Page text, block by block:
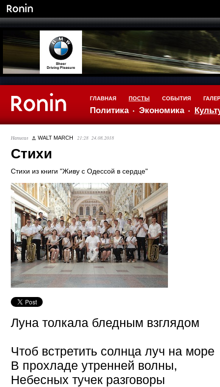
ГЛАВНАЯ
Политика Экономика
ПОСТЫ СОБЫТИЯ
Написал WALT MARCH 21:28 24.08.2018
Стихи
Стихи из книги "Живу с Одессой в сердце"
Луна толкала бледным взглядом
Чтоб встретить солнца луч на море
В прохладе утренней волны,
Небесных тучек разговоры